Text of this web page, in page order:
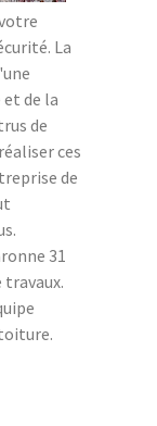
La
de la
de
ces
de
31
travaux.